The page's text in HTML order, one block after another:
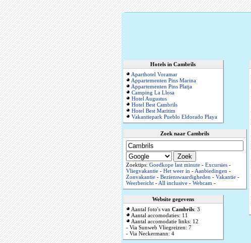
Hotels in Cambrils
Aparthotel Voramar
Appartementen Pins Marina
Appartementen Pins Platja
Camping La Llosa
Hotel Augustus
Hotel Best Cambrils
Hotel Best Maritim
Vakantiepark Pueblo Eldorado Playa
Zoek naar Cambrils
Zoektips: Goedkope last minute- Excursies-
Vliegvakantie- Het weer in-Aanbiedingen-
Zonvakantie- Bezienswaardigheden- Vakantie-
Weerbericht-All inclusive- Webcam-
Website gegevens
Aantal foto's van Cambrils: 3
Aantal accomodaties: 11
Aantal accomodatie links: 12
- Via Sunweb Vliegreizen: 7
- Via Neckermann: 4